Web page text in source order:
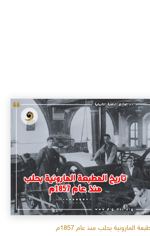
المارونية بحلب منذ عام 1857م